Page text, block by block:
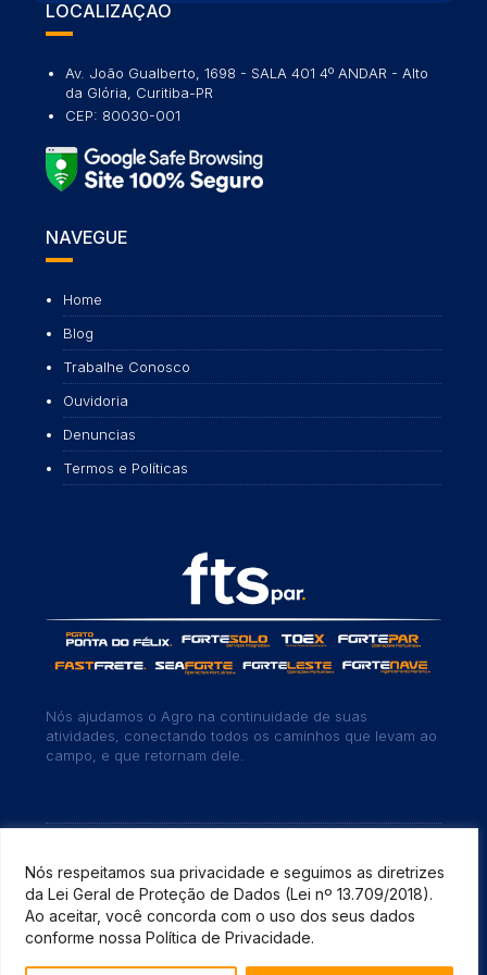
Nós respeitamos sua privacidade e seguimos as diretrizes
da Lei Geral de Proteção de Dados (Lei nº 13.709/2018).
Ao aceitar, você concorda com o uso dos seus dados
conforme nossa Política de Privacidade.
LOCALIZAÇÃO
Av. João Gualberto, 1698 - SALA 401 4º ANDAR - Alto
da Glória, Curitiba-PR
CEP: 80030-001
NAVEGUE
Home
Blog
Trabalhe Conosco
Ouvidoria
Denuncias
Termos e Políticas
Nós ajudamos o Agro na continuidade de suas
atividades, conectando todos os caminhos que levam ao
campo, e que retornam dele.
FTSPar | CNPJ:launch23.033.661/0001-19| Criação:TOSS
STUDIO